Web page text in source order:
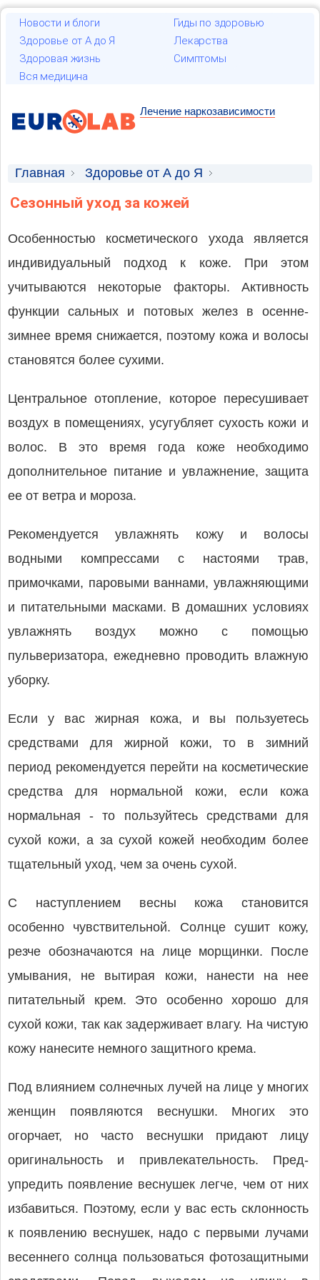
Новости и блоги
Гиды по здоровью
Здоровье от А до Я
Лекарства
Здоровая жизнь
Симптомы
Вся медицина
Лечение наркозависимости
Главная
Здоровье от А до Я
Косметология
Сезонный уход за кожей
Особенностью косметического ухода является
индивидуальный подход к коже. При этом
учитываются некоторые факторы. Активность
функции сальных и потовых желез в осенне-
зимнее время снижается, поэтому кожа и волосы
становятся более сухими.
Центральное отопление, которое пересушивает
воздух в помещениях, усугубляет сухость кожи и
волос. В это время года коже необходимо
дополнительное питание и увлажнение, защита
ее от ветра и мороза.
Рекомендуется увлажнять кожу и волосы
водными компрес­сами с настоями трав,
примочками, паровыми ваннами, увлажня­ющими
и питательными масками. В домашних условиях
увлаж­нять воздух можно с помощью
пульверизатора, ежедневно проводить влажную
уборку.
Если у вас жирная кожа, и вы пользуетесь
средствами для жирной кожи, то в зимний
период рекомендуется перейти на косметические
средства для нормальной кожи, если кожа
нормальная - то пользуйтесь средствами для
сухой кожи, а за сухой кожей необходим более
тщательный уход, чем за очень сухой.
С наступлением весны кожа становится
особенно чувстви­тельной. Солнце сушит кожу,
резче обозначаются на лице морщинки. После
умывания, не вытирая кожи, нанести на нее
питательный крем. Это особенно хорошо для
сухой кожи, так как задерживает влагу. На чистую
кожу нанесите немного защитного крема.
Под влиянием солнечных лучей на лице у многих
женщин появляются веснушки. Многих это
огорчает, но часто веснушки придают лицу
оригинальность и привлекательность. Пред­
упредить появление веснушек легче, чем от них
избавиться. Поэтому, если у вас есть склонность
к появлению веснушек, надо с первыми лучами
весеннего солнца пользоваться фото­защитными